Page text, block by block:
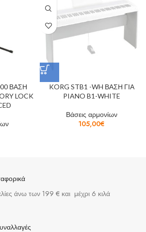
ΒΑΣΗ
LOCK
KORG STB1 -WH ΒΑΣΗ ΓΙΑ
PIANO B1-WHITE
Βάσεις αρμονίων
105,00€
άνω των 199 € και μέχρι 6 κιλά